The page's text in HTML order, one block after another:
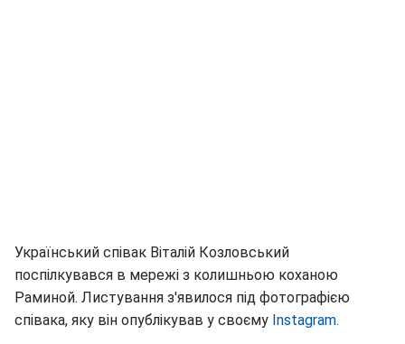
Український співак Віталій Козловський
поспілкувався в мережі з колишньою коханою
Раминой. Листування з'явилося під фотографією
співака, яку він опублікував у своєму Instagram.